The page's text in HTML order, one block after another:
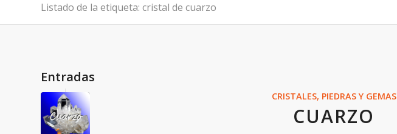
Listado de la etiqueta: cristal de cuarzo
Entradas
CRISTALES, PIEDRAS Y GEMAS
CUARZO